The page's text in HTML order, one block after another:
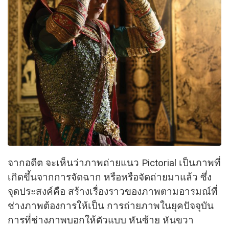
จากอดีต จะเห็นว่าภาพถ่ายแนว Pictorial เป็นภาพที่
เกิดขึ้นจากการจัดฉาก หรือหรือจัดถ่ายมาแล้ว ซึ่ง
จุดประสงค์คือ สร้างเรื่องราวของภาพตามอารมณ์ที่
ช่างภาพต้องการให้เป็น การถ่ายภาพในยุคปัจจุบัน
การที่ช่างภาพบอกให้ตัวแบบ หันซ้าย หันขวา